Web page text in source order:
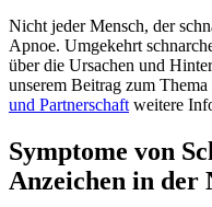
Nicht jeder Mensch, der
Apnoe. Umgekehrt
über die Ursachen und
unserem Beitrag zum Thema
und Partnerschaft weitere
Symptome von
Anzeichen in der